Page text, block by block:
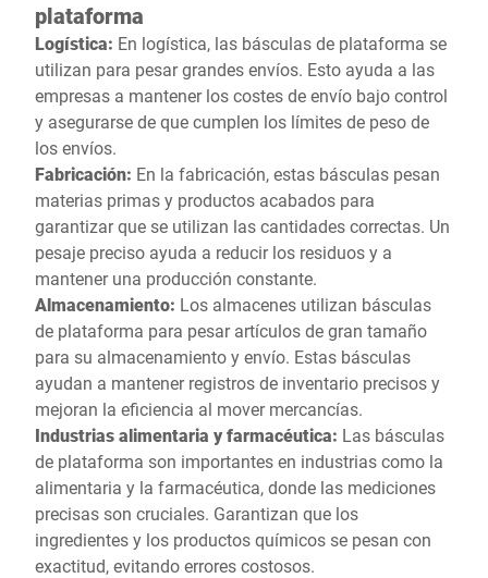
plataforma
Logística: En logística, las básculas de plataforma se
utilizan para pesar grandes envíos. Esto ayuda a las
empresas a mantener los costes de envío bajo control
y asegurarse de que cumplen los límites de peso de
los envíos.
Fabricación: En la fabricación, estas básculas pesan
materias primas y productos acabados para
garantizar que se utilizan las cantidades correctas. Un
pesaje preciso ayuda a reducir los residuos y a
mantener una producción constante.
Almacenamiento: Los almacenes utilizan básculas
de plataforma para pesar artículos de gran tamaño
para su almacenamiento y envío. Estas básculas
ayudan a mantener registros de inventario precisos y
mejoran la eficiencia al mover mercancías.
Industrias alimentaria y farmacéutica: Las básculas
de plataforma son importantes en industrias como la
alimentaria y la farmacéutica, donde las mediciones
precisas son cruciales. Garantizan que los
ingredientes y los productos químicos se pesan con
exactitud, evitando errores costosos.